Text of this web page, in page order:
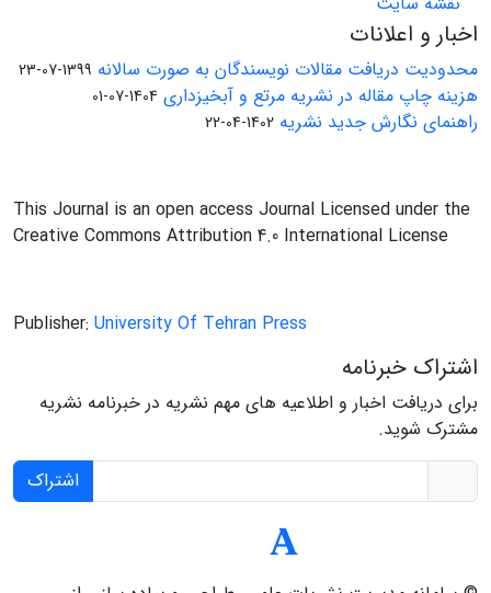
اخبار و اعلانات
محدودیت دریافت مقالات نویسندگان به صورت سالانه 1399-07-23
هزینه چاپ مقاله در نشریه مرتع و آبخیزداری 1404-07-01
راهنمای نگارش جدید نشریه 1402-04-22
This Journal is an open access Journal Licensed under the
Creative Commons Attribution 4.0 International License
Publisher: University Of Tehran Press
اشتراک خبرنامه
برای دریافت اخبار و اطلاعیه های مهم نشریه در خبرنامه نشریه
مشترک شوید.
اشتراک